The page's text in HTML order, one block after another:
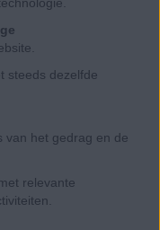
steeds dezelfde
van het gedrag en de
relevante